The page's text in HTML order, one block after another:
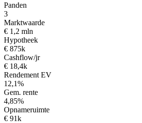
Panden
3
Marktwaarde
€ 1,2 mln
Hypotheek
€ 875k
Cashflow/jr
€ 18,4k
Rendement EV
12,1%
Gem. rente
4,85%
Opnameruimte
€ 91k